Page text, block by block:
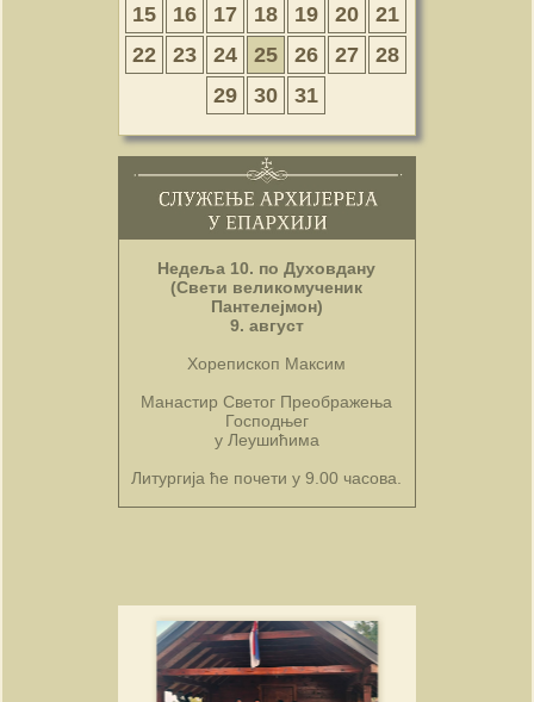
15
16 17 18 19 20
21
22
23 24 25 26 27
28
29
30 31
Недеља 10. по Духовдану
(Свети великомученик
Пантелејмон)
9. август
Хорепископ Максим
Манастир Светог Преображења
Господњег
у Леушићима
Литургија ће почети у 9.00 часова.